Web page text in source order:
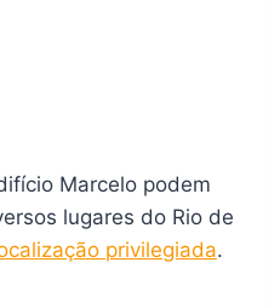
Marcelo podem
lugares do Rio de
privilegiada.